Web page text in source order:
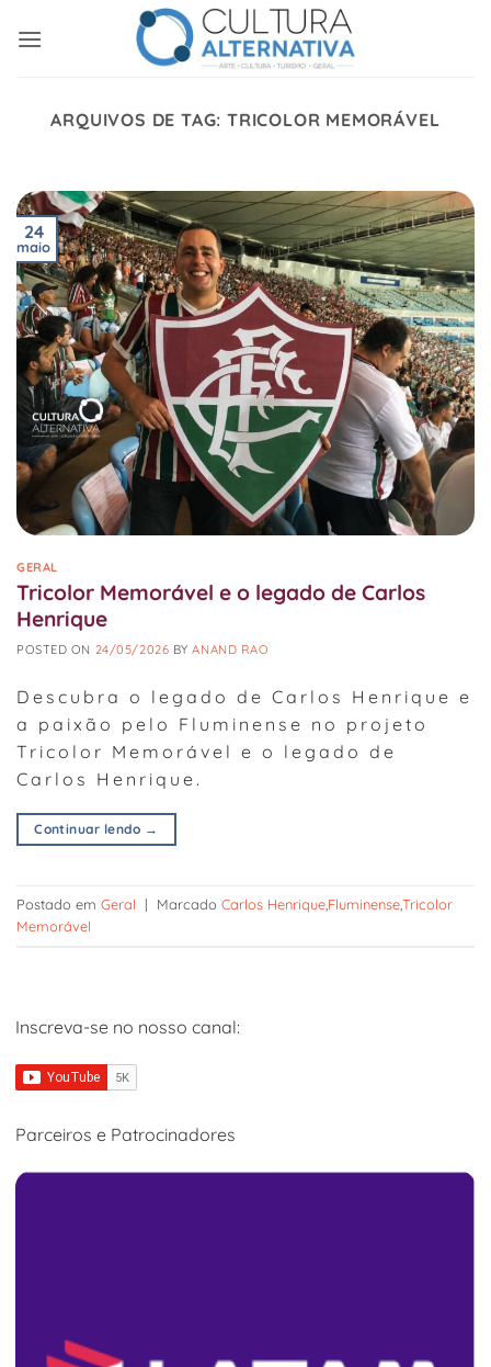
ARQUIVOS DE TAG:TRICOLOR MEMORÁVEL
24
maio
GERAL
Tricolor Memorável e o legado de Carlos
Henrique
POSTED ON 24/05/2026 BYANAND RAO
Descubra o legado de Carlos Henrique e
a paixão pelo Fluminense no projeto
Tricolor Memorável e o legado de
Carlos Henrique.
Continuar lendo →
Postado em Geral | Marcado Carlos HenriqueFluminenseTricolor
Memorável
Inscreva-se no nosso canal:
Parceiros e Patrocinadores